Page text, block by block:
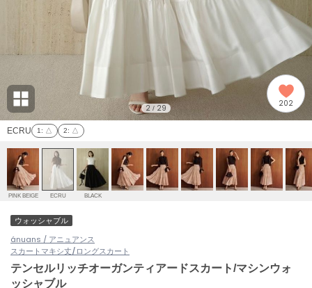
リー (655)
ョン雑貨 (848)
/ランジェリー (127)
ェア (124)
(121)
アリソンブラウン
amabro
アマブロ
Ame no chi Hare
アメノチハレ
AMOMMA
アモマ
ánuans
アニュアンス
ànuke
アンヌーク
ASICS
アシックス
ECRU 1 : △ 2: △
2 / 29 202
PINK BEIGE ECRU BLACK
ウォッシャブル
ánuans / アニュアンス
スカート マキシ丈/ロングスカート
テンセルリッチオーガンティアードスカート/マシンウォ
ッシャブル